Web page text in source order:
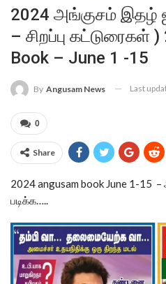
2024 அங்குசம் இதழ்
– சிறப்பு கட்டுரைகள்
Book – June 1 -15
By Angusam News Last
0
Share
2024 angusam book June 1-
படிக்க…..